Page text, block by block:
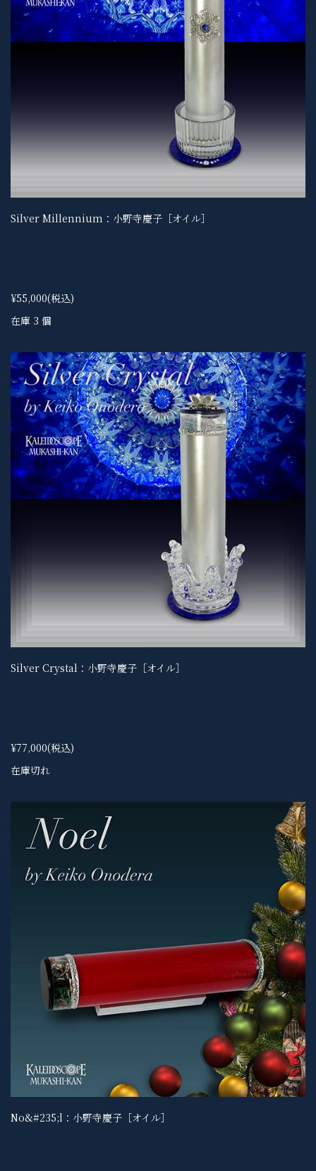
Silver Millennium：小野寺慶子［オイル］
¥55,000(税込)
在庫 3 個
Silver Crystal：小野寺慶子［オイル］
¥77,000(税込)
在庫切れ
No&#235;l：小野寺慶子［オイル］